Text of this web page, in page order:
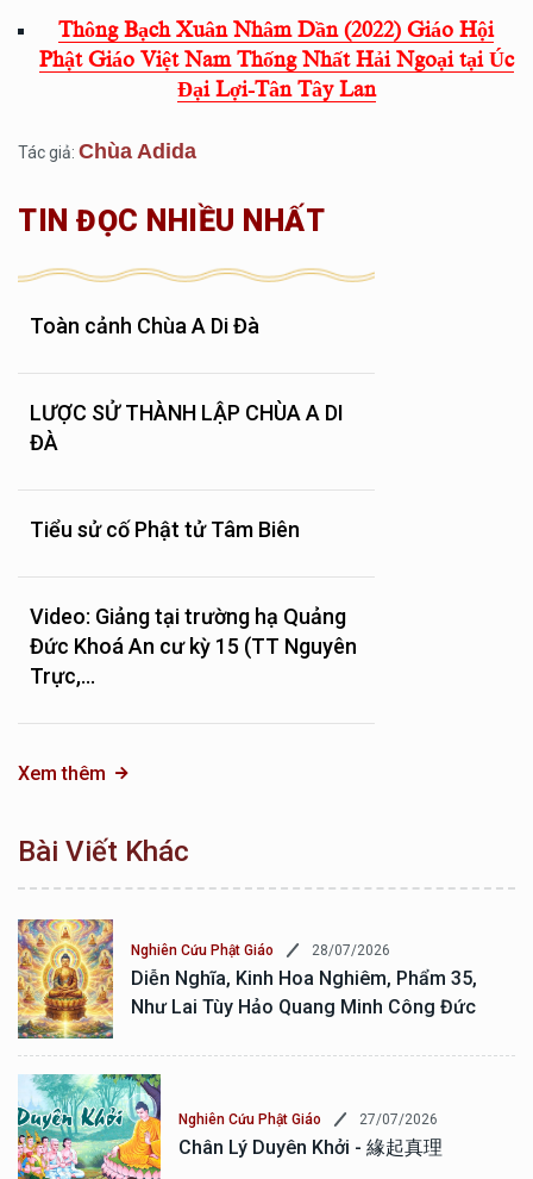
Thông Bạch Xuân Nhâm Dần (2022) Giáo Hội
Phật Giáo Việt Nam Thống Nhất Hải Ngoại tại Úc
Đại Lợi-Tân Tây Lan
Tác giả: Chùa Adida
TIN ĐỌC NHIỀU NHẤT
Toàn cảnh Chùa A Di Đà
LƯỢC SỬ THÀNH LẬP CHÙA A DI
ĐÀ
Tiểu sử cố Phật tử Tâm Biên
Video: Giảng tại trường hạ Quảng
Đức Khoá An cư kỳ 15 (TT Nguyên
Trực,...
Xem thêm
Bài Viết Khác
Nghiên Cứu Phật Giáo 28/07/2026
Diễn Nghĩa, Kinh Hoa Nghiêm, Phẩm 35,
Như Lai Tùy Hảo Quang Minh Công Đức
Nghiên Cứu Phật Giáo 27/07/2026
Chân Lý Duyên Khởi - 緣起真理